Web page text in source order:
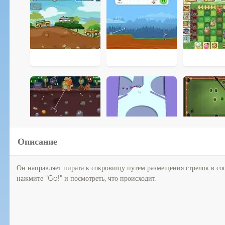
Описание
Он направляет пирата к сокровищу путем размещения стрелок в
нажмите "Go!" и посмотреть, что происходит.